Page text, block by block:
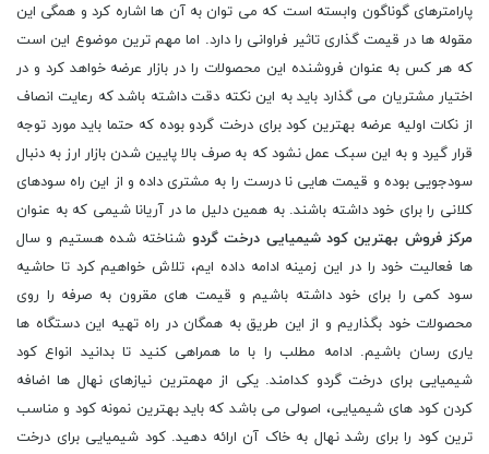
پارامترهای گوناگون وابسته است که می توان به آن ها اشاره کرد و همگی این
مقوله ها در قیمت گذاری تاثیر فراوانی را دارد. اما مهم ترین موضوع این است
که هر کس به عنوان فروشنده این محصولات را در بازار عرضه خواهد کرد و در
اختیار مشتریان می گذارد باید به این نکته دقت داشته باشد که رعایت انصاف
از نکات اولیه عرضه بهترین کود برای درخت گردو بوده که حتما باید مورد توجه
قرار گیرد و به این سبک عمل نشود که به صرف بالا پایین شدن بازار ارز به دنبال
سودجویی بوده و قیمت هایی نا درست را به مشتری داده و از این راه سودهای
کلانی را برای خود داشته باشند. به همین دلیل ما در آریانا شیمی که به عنوان
مرکز فروش بهترین کود شیمیایی درخت گردو شناخته شده هستیم و سال
ها فعالیت خود را در این زمینه ادامه داده ایم، تلاش خواهیم کرد تا حاشیه
سود کمی را برای خود داشته باشیم و قیمت های مقرون به صرفه را روی
محصولات خود بگذاریم و از این طریق به همگان در راه تهیه این دستگاه ها
یاری رسان باشیم. ادامه مطلب را با ما همراهی کنید تا بدانید انواع کود
شیمیایی برای درخت گردو کدامند. یکی از مهمترین نیازهای نهال ها اضافه
کردن کود های شیمیایی، اصولی می باشد که باید بهترین نمونه کود و مناسب
ترین کود را برای رشد نهال به خاک آن ارائه دهید. کود شیمیایی برای درخت